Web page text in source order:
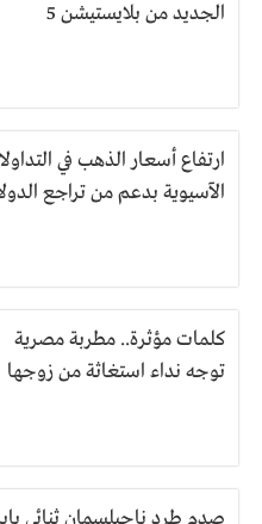
الجديد من بلايستيشن 5
ارتفاع أسعار الذهب في
الآسيوية بدعم من تراجع
كلمات مؤثرة.. مطربة مصرية
توجه نداء استغاثة من زوجها
صدم طرد ناجيلسمان ثنائي